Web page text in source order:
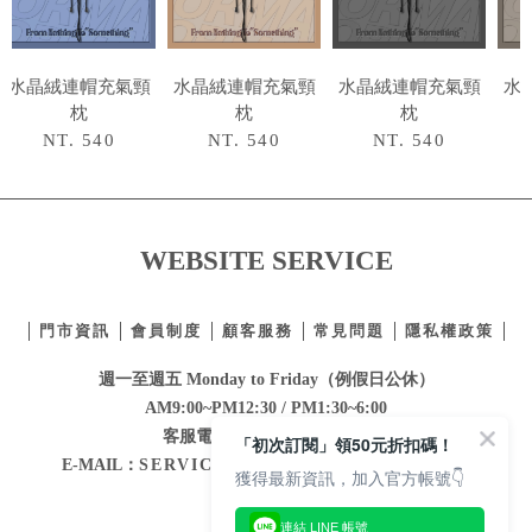
水晶絨連帽充氣頸
枕
NT. 540
水晶絨連帽充氣頸
枕
NT. 540
水晶絨連帽充氣頸
枕
NT. 540
水
WEBSITE SERVICE
門市資訊 會員制度 顧客服務 常見問題 隱私權政策
週一至週五 Monday to Friday（例假日公休）
AM9:00~PM12:30 / PM1:30~6:00
客服電話：02-2332-0855
E-MAIL： SERVICE@MAJORMADE.COM.TW